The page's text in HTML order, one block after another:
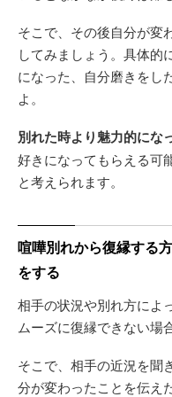
そこで、その後自分が変
してみましょう。具体的
になった、自分磨きをし
よ。
別れた時より魅力的にな
好きになってもらえる可
と考えられます。
喧嘩別れから復縁する
をする
相手の状況や別れ方によ
ムーズに復縁できない場
そこで、相手の近況を聞
分が変わったことを伝え